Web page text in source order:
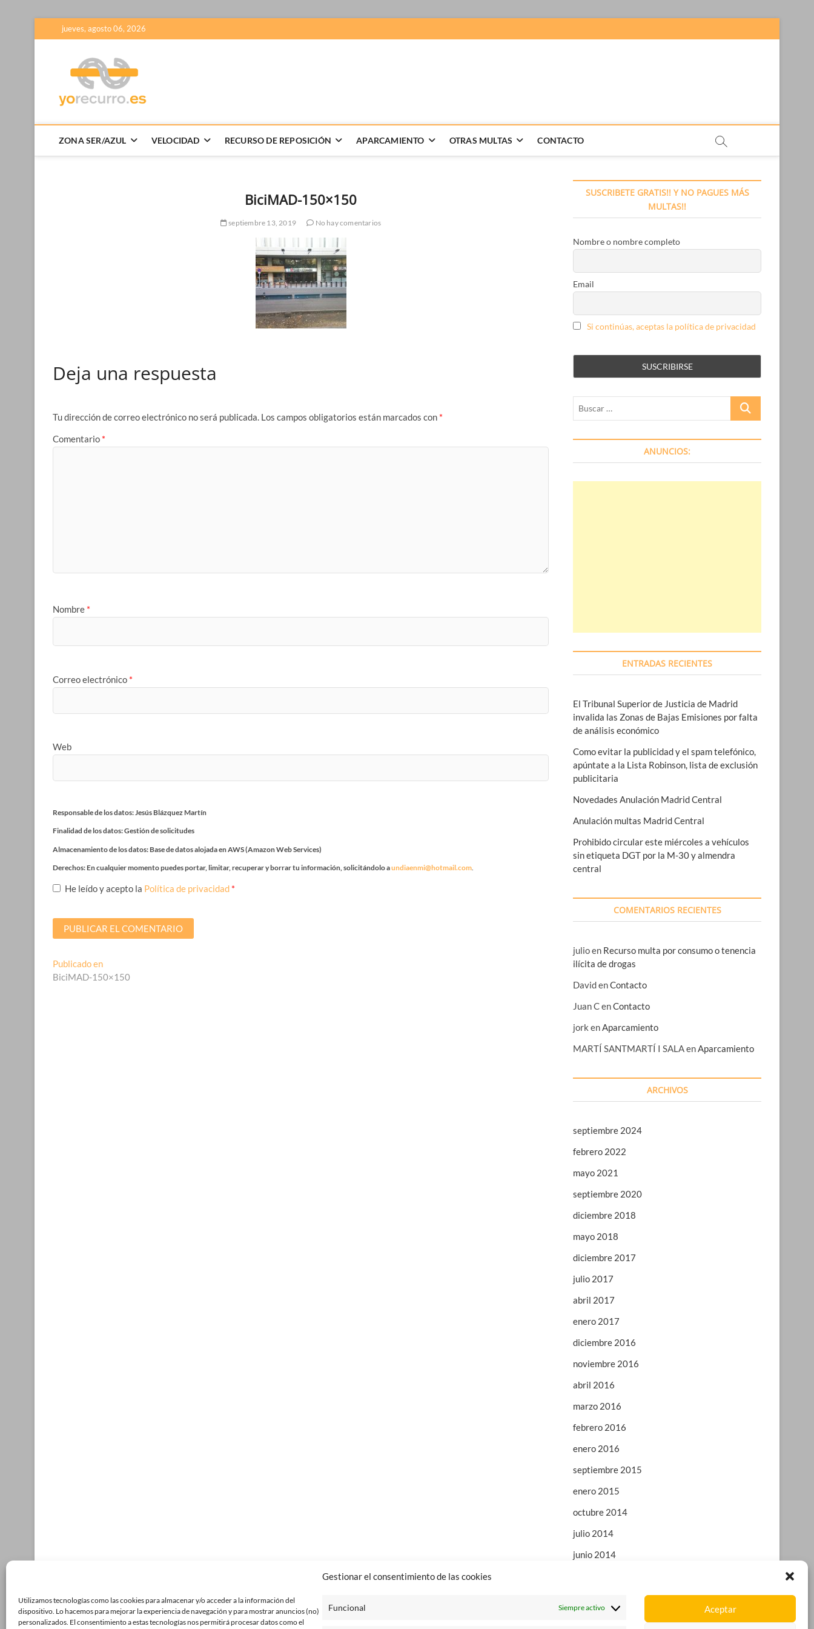
Gestionar el consentimiento de las cookies
Utilizamos tecnologías como las cookies para almacenar y/o acceder a la información del
dispositivo. Lo hacemos para mejorar la experiencia de navegación y para mostrar anuncios (no)
personalizados. El consentimiento a estas tecnologías nos permitirá procesar datos como el
Funcional Siempre activo Aceptar
al
jueves, agosto 06, 2026
ZONA SER/AZUL VELOCIDAD RECURSO DE REPOSICIÓN APARCAMIENTO OTRAS MULTAS CONTACTO
BiciMAD-150×150
septiembre 13, 2019 No hay comentarios
Deja una respuesta
Tu dirección de correo electrónico no será publicada. Los campos obligatorios están marcados con *
Comentario *
Nombre *
Correo electrónico *
Web
Responsable de los datos: Jesús Blázquez Martín
Finalidad de los datos: Gestión de solicitudes
Almacenamiento de los datos: Base de datos alojada en AWS (Amazon Web Services)
Derechos: En cualquier momento puedes portar, limitar, recuperar y borrar tu información, solicitándolo aundiaenmi@hotmail.com.
He leído y acepto la Política de privacidad *
Navegación
de
Publicado en
BiciMAD-150×150
SUSCRIBETE GRATIS!! Y NO PAGUES MÁS
MULTAS!!
Nombre o nombre completo
Email
Si continúas, aceptas la política de privacidad
Buscar
ANUNCIOS:
ENTRADAS RECIENTES
El Tribunal Superior de Justicia de Madrid
invalida las Zonas de Bajas Emisiones por falta
de análisis económico
Como evitar la publicidad y el spam telefónico,
apúntate a la Lista Robinson, lista de exclusión
publicitaria
Novedades Anulación Madrid Central
Anulación multas Madrid Central
Prohibido circular este miércoles a vehículos
sin etiqueta DGT por la M-30 y almendra
central
COMENTARIOS RECIENTES
julioen Recurso multa por consumo o tenencia
ilícita de drogas
DavidenContacto
Juan CenContacto
jork en Aparcamiento
MARTÍ SANTMARTÍ I SALAen Aparcamiento
ARCHIVOS
septiembre 2024
febrero 2022
mayo 2021
septiembre 2020
diciembre 2018
mayo 2018
diciembre 2017
julio 2017
abril 2017
enero 2017
diciembre 2016
noviembre 2016
abril 2016
marzo 2016
febrero 2016
enero 2016
septiembre 2015
enero 2015
octubre 2014
julio 2014
junio 2014